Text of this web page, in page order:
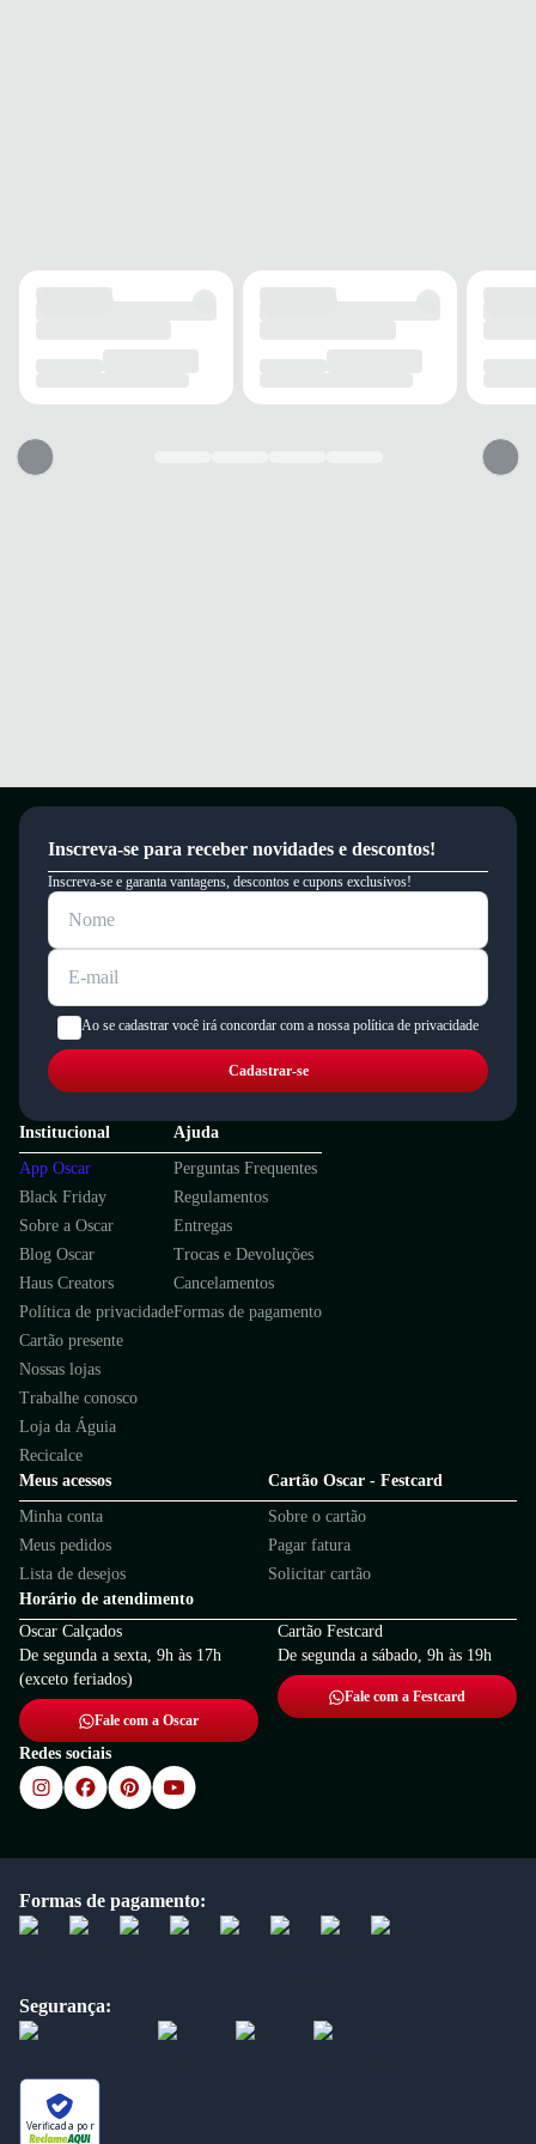
Inscreva-se para receber novidades e descontos!
Inscreva-se e garanta vantagens, descontos e cupons exclusivos!
Ao se cadastrar você irá concordar com a nossa política de privacidade
Cadastrar-se
Institucional
App Oscar
Black Friday
Sobre a Oscar
Blog Oscar
Haus Creators
Política de privacidade
Cartão presente
Nossas lojas
Trabalhe conosco
Loja da Águia
Recicalce
Ajuda
Perguntas Frequentes
Regulamentos
Entregas
Trocas e Devoluções
Cancelamentos
Formas de pagamento
Meus acessos
Minha conta
Meus pedidos
Lista de desejos
Cartão Oscar - Festcard
Sobre o cartão
Pagar fatura
Solicitar cartão
Horário de atendimento
Oscar Calçados
De segunda a sexta, 9h às 17h
(exceto feriados)
Fale com a Oscar
Cartão Festcard
De segunda a sábado, 9h às 19h
Fale com a Festcard
Redes sociais
Formas de pagamento:
Segurança:
Verificada por